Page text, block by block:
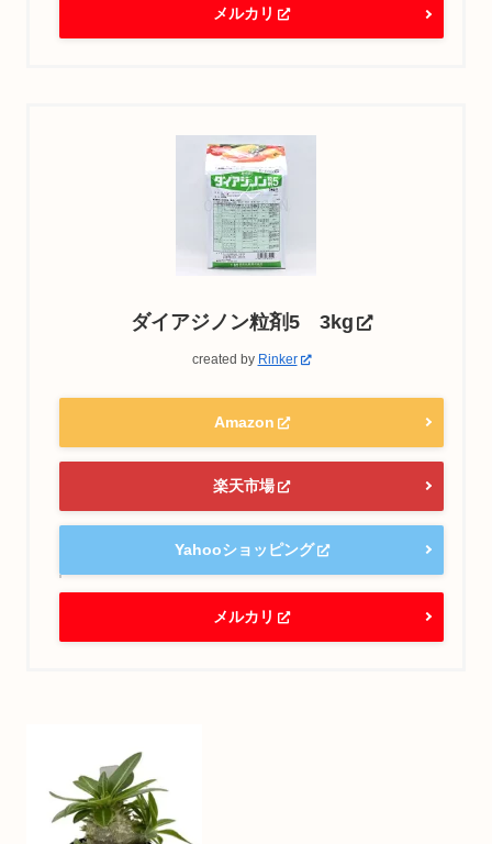
メルカリ
ダイアジノン粒剤5 3kg
created by Rinker
Amazon
楽天市場
Yahooショッピング
メルカリ